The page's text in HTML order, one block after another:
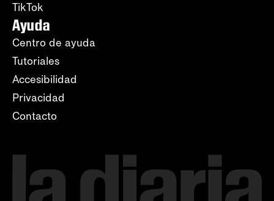
TikTok
Ayuda
Centro de ayuda
Tutoriales
Accesibilidad
Privacidad
Contacto